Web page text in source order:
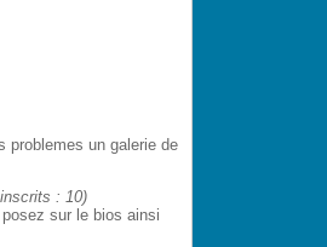
problemes un galerie de
: 10)
sur le bios ainsi